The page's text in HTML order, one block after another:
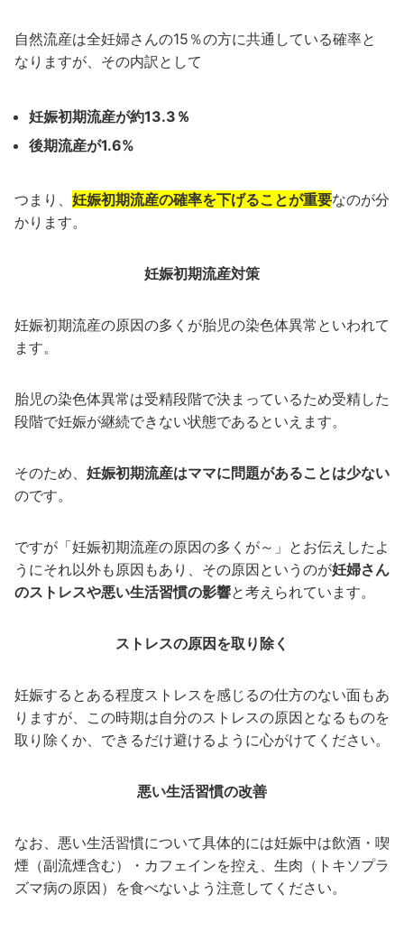
自然流産は全妊婦さんの15％の方に共通している確率と
なりますが、その内訳として
妊娠初期流産が約13.3％
後期流産が1.6%
つまり、 妊娠初期流産の確率を下げることが重要なのが分
かります。
妊娠初期流産対策
妊娠初期流産の原因の多くが胎児の染色体異常といわれて
ます。
胎児の染色体異常は受精段階で決まっているため受精した
段階で妊娠が継続できない状態であるといえます。
そのため、 妊娠初期流産はママに問題があることは少ない
のです。
ですが「妊娠初期流産の原因の多くが～」とお伝えしたよ
うにそれ以外も原因もあり、その原因というのが妊婦さん
のストレスや悪い生活習慣の影響と考えられています。
ストレスの原因を取り除く
妊娠するとある程度ストレスを感じるの仕方のない面もあ
りますが、この時期は自分のストレスの原因となるものを
取り除くか、できるだけ避けるように心がけてください。
悪い生活習慣の改善
なお、悪い生活習慣について具体的には妊娠中は飲酒・喫
煙（副流煙含む）・カフェインを控え、生肉（トキソプラ
ズマ病の原因）を食べないよう注意してください。